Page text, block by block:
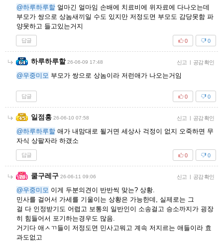
@하루하루할 얼마긴 얼마임 손배에 치료비에 위자료에 다나오는데
부모가 쌍으로 상놈새끼일 수도 있지만 저정도면 부모도 감당못함 파
양못하고 들고있는거지
답글 0
0
하루하루할 26-06-09 17:48 신고 | 공감 확인
@우중미모 부모가 쌍으로 상놈이라 저런애가 나오는거임
답글 0
0
일점홍 26-06-10 07:58 신고 | 공감 확인
@하루하루할 애가 내맘대로 될거면 세상사 걱정이 없지 오죽하면 무
자식 상팔자라 하갰소
답글 0
0
쿨구레구 26-06-11 09:06 신고 | 공감 확인
@우중미모 이게 두분의견이 반반씩 맞는? 상황.
민사를 걸어서 가세를 기울이는 상황은 가능한데, 실제로는 그
걸 다 인정받기도 어렵고 보통의 일반인이 소송걸고 승소까지가 굉장
히 힘들어서 포기하는경우도 많음.
거기다 애ㅅㄲ들이 저정도면 민사고뭐고 계속 저지르는 애들이라 효
과도없고